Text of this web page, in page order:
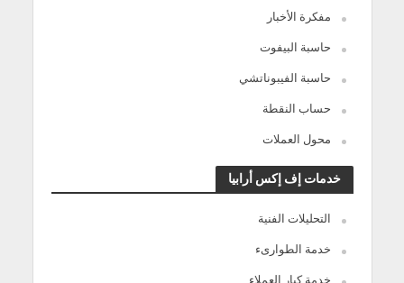
مفكرة الأخبار
حاسبة البيفوت
حاسبة الفيبوناتشي
حساب النقطة
محول العملات
خدمات إف إكس أرابيا
التحليلات الفنية
خدمة الطوارىء
خدمة كبار العملاء